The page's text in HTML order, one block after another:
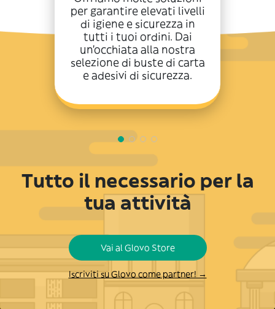
per garantire elevati livelli
di igiene e sicurezza in
tutti i tuoi ordini. Dai
un’occhiata alla nostra
selezione di buste di carta
e adesivi di sicurezza.
Tutto il necessario per la
tua attività
Vai al Glovo Store
Iscriviti su Glovo come partner! →